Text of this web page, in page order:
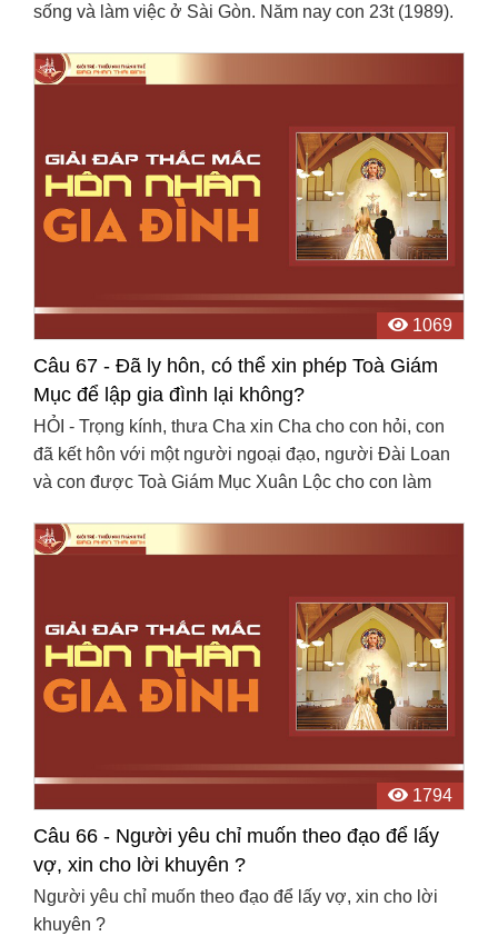
sống và làm việc ở Sài Gòn. Năm nay con 23t (1989).
không ...
1069
Câu 67 - Đã ly hôn, có thể xin phép Toà Giám
Mục để lập gia đình lại không?
HỎI - Trọng kính, thưa Cha xin Cha cho con hỏi, con
đã kết hôn với một người ngoại đạo, người Đài Loan
và con được Toà Giám Mục Xuân Lộc cho con làm
tội ...
1794
Câu 66 - Người yêu chỉ muốn theo đạo để lấy
vợ, xin cho lời khuyên ?
Người yêu chỉ muốn theo đạo để lấy vợ, xin cho lời
khuyên ?